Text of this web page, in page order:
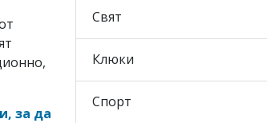
за да
Свят
Клюки
Спорт